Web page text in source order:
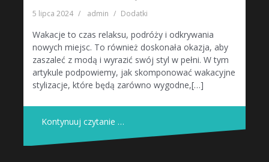
5 lipca 2024 admin Dodatki
Wakacje to czas relaksu, podróży i odkrywania
nowych miejsc. To również doskonała okazja, aby
zaszaleć z modą i wyrazić swój styl w pełni. W tym
artykule podpowiemy, jak skomponować wakacyjne
stylizacje, które będą zarówno wygodne,[…]
Kontynuuj czytanie …